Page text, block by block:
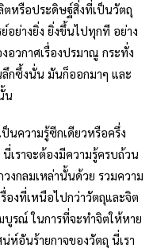
หรือประดิษฐ์สิ่งที่เป็นวัตถุ
อย่างยิ่ง ยิ่งขึ้นไปทุกที อย่าง
อวกาศเรื่องปรมาณู กระทั่ง
กซึ้งนั่น มันก็ออกมาๆ และ
น
นความรู้ซีกเดียวหรือครึ่ง
เราจะต้องมีความรู้ครบถ้วน
งกลมเหล่านั้นด้วย รวมความ
รื่องที่เหนือไปกว่าวัตถุและจิต
รณ์ ในการที่จะทำจิตให้หาย
ห์อันร้ายกาจของวัตถุ นี่เรา